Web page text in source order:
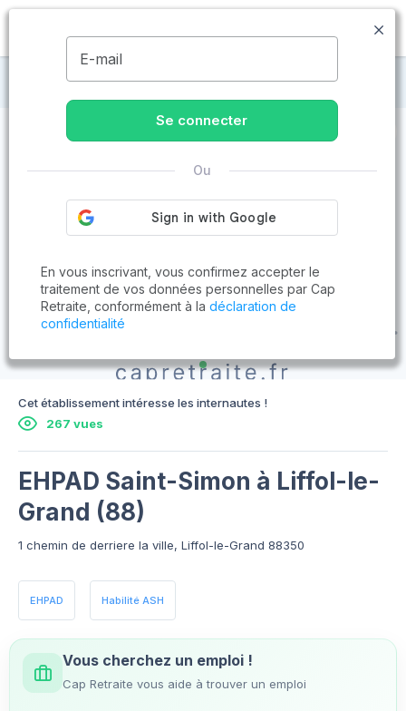
MENU
Maisons de retraite à Liffol-le-Grand
Cet établissement intéresse les internautes !
267 vues
EHPAD Saint-Simon à Liffol-le-
Grand (88)
1 chemin de derriere la ville, Liffol-le-Grand 88350
EHPAD Habilité ASH
Vous cherchez un emploi !
Cap Retraite vous aide à trouver un emploi
E-mail
Se connecter
Ou
En vous inscrivant, vous confirmez accepter le
traitement de vos données personnelles par Cap
Retraite, conformément à la déclaration de
confidentialité